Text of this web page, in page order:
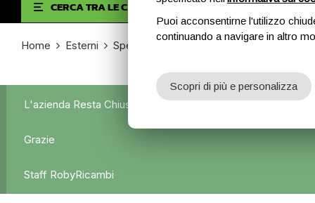
CERCA TRA LE CATEGORIE
Home Esterni Specchietti retrovisori Specchietto
L'azienda Resta Chiusa Dal 5.08 Al 31.08 Qualsiasi Ordine
Grazie
Staff RobyRicambi
Puoi acconsentirne l'utilizzo
continuando a navigare in altro
Scopri di più e personalizza